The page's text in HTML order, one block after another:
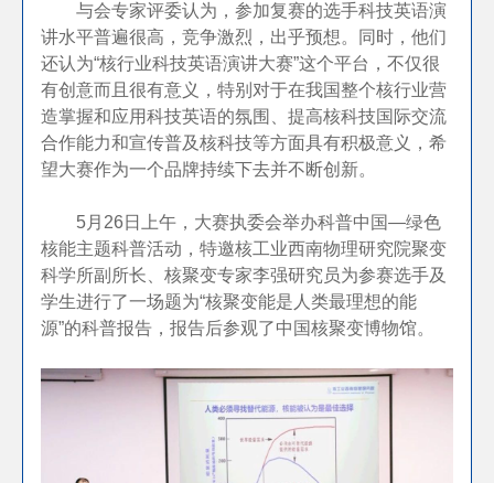
与会专家评委认为，参加复赛的选手科技英语演
讲水平普遍很高，竞争激烈，出乎预想。同时，他们
还认为“核行业科技英语演讲大赛”这个平台，不仅很
有创意而且很有意义，特别对于在我国整个核行业营
造掌握和应用科技英语的氛围、提高核科技国际交流
合作能力和宣传普及核科技等方面具有积极意义，希
望大赛作为一个品牌持续下去并不断创新。
5月26日上午，大赛执委会举办科普中国—绿色
核能主题科普活动，特邀核工业西南物理研究院聚变
科学所副所长、核聚变专家李强研究员为参赛选手及
学生进行了一场题为“核聚变能是人类最理想的能
源”的科普报告，报告后参观了中国核聚变博物馆。